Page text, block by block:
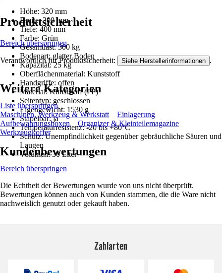
Höhe: 320 mm
Breite: 300 mm
Tiefe: 400 mm
Farbe: Grün
Gesamtlast: 300 kg
Bodenart: glatter Boden
Kapazität: 25 kg
Oberflächenmaterial: Kunststoff
Handgriffe: offen
Material: Kunststoff (PP)
Seitentyp: geschlossen
Eigengewicht: 1530 g
Stapelbar: ja
Temperaturresistenz: -20 bis +80°C
Schutz: Unempfindlichkeit gegenüber gebräuchliche Säuren und
Laugen
Volumen: 30 Liter
Produktsicherheit
Bereich überspringen
Verantwortlich für Produktsicherheit: Siehe Herstellerinformationen .
Weitere Kategorien
Liste überspringen
Maschinen, Werkzeug & Werkstatt
Einlagerung
Aufbewahrungsboxen
Organizer & Kleinteilemagazine
Werkzeugkoffer
Kundenbewertungen
Bereich überspringen
Die Echtheit der Bewertungen wurde von uns nicht überprüft.
Bewertungen können auch von Kunden stammen, die die Ware nicht
nachweislich genutzt oder gekauft haben.
Zahlarten